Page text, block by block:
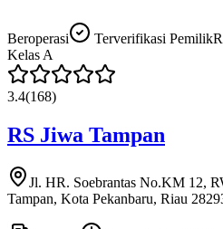
Beroperasi Terverifikasi Pemilik
Kelas A
3.4(168)
RS Jiwa Tampan
Jl. HR. Soebrantas No.KM 12,
Tampan, Kota Pekanbaru, Riau